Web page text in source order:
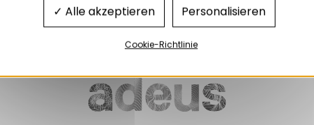
Alle akzeptieren
Personalisieren
Cookie-Richtlinie